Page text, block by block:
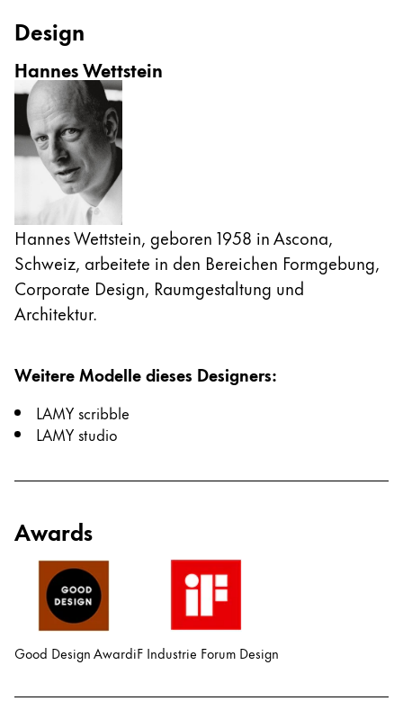
Design
Hannes Wettstein
Hannes Wettstein, geboren 1958 in Ascona,
Schweiz, arbeitete in den Bereichen Formgebung,
Corporate Design, Raumgestaltung und
Architektur.
Weitere Modelle dieses Designers:
LAMY scribble
LAMY studio
Awards
Good Design AwardiF Industrie Forum Design